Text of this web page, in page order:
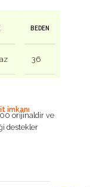
BEDEN
36
imkanı
orijinaldir ve
destekler